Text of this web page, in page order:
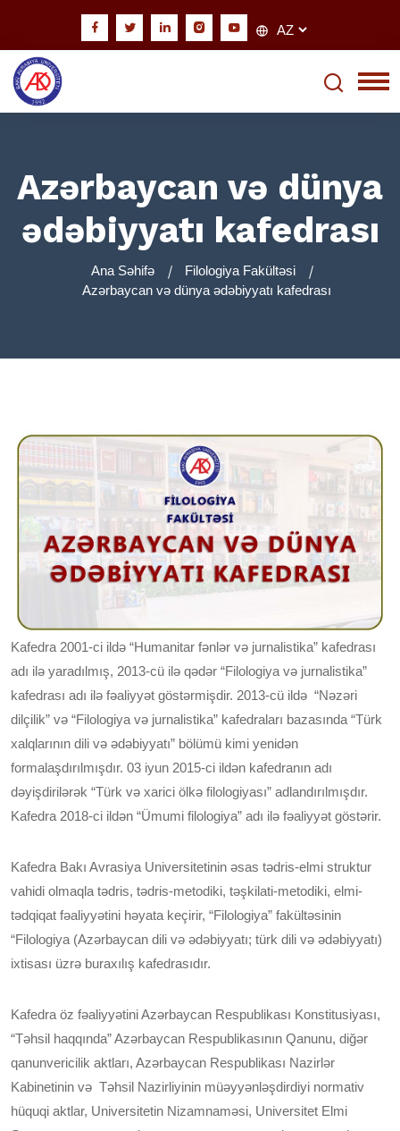
Azərbaycan və dünya
ədəbiyyatı kafedrası
Ana Səhifə
Filologiya Fakültəsi
Azərbaycan və dünya ədəbiyyatı kafedrası
Kafedra 2001-ci ildə “Humanitar fənlər və jurnalistika” kafedrası
adı ilə yaradılmış, 2013-cü ilə qədər “Filologiya və jurnalistika”
kafedrası adı ilə fəaliyyət göstərmişdir. 2013-cü ildə “Nəzəri
dilçilik” və “Filologiya və jurnalistika” kafedraları bazasında “Türk
xalqlarının dili və ədəbiyyatı” bölümü kimi yenidən
formalaşdırılmışdır. 03 iyun 2015-ci ildən kafedranın adı
dəyişdirilərək “Türk və xarici ölkə filologiyası” adlandırılmışdır.
Kafedra 2018-ci ildən “Ümumi filologiya” adı ilə fəaliyyət göstərir.
Kafedra Bakı Avrasiya Universitetinin əsas tədris-elmi struktur
vahidi olmaqla tədris, tədris-metodiki, təşkilati-metodiki, elmi-
tədqiqat fəaliyyətini həyata keçirir, “Filologiya” fakültəsinin
“Filologiya (Azərbaycan dili və ədəbiyyatı; türk dili və ədəbiyyatı)
ixtisası üzrə buraxılış kafedrasıdır.
Kafedra öz fəaliyyətini Azərbaycan Respublikası Konstitusiyası,
“Təhsil haqqında” Azərbaycan Respublikasının Qanunu, diğər
qanunvericilik aktları, Azərbaycan Respublikası Nazirlər
Kabinetinin və Təhsil Nazirliyinin müəyyənləşdirdiyi normativ
hüquqi aktlar, Universitetin Nizamnaməsi, Universitet Elmi